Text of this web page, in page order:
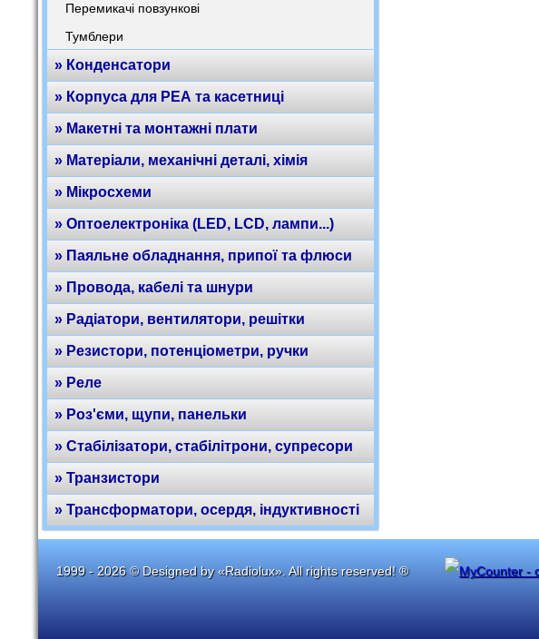
Перемикачі повзункові
Тумблери
» Конденсатори
» Корпуса для РЕА та касетниці
» Макетні та монтажні плати
» Матеріали, механічні деталі, хімія
» Мікросхеми
» Оптоелектроніка (LED, LCD, лампи...)
» Паяльне обладнання, припої та флюси
» Провода, кабелі та шнури
» Радіатори, вентилятори, решітки
» Резистори, потенціометри, ручки
» Реле
» Роз'єми, щупи, панельки
» Стабілізатори, стабілітрони, супресори
» Транзистори
» Трансформатори, осердя, індуктивності
1999 - 2026 © Designed by «Radiolux». All rights reserved! ®